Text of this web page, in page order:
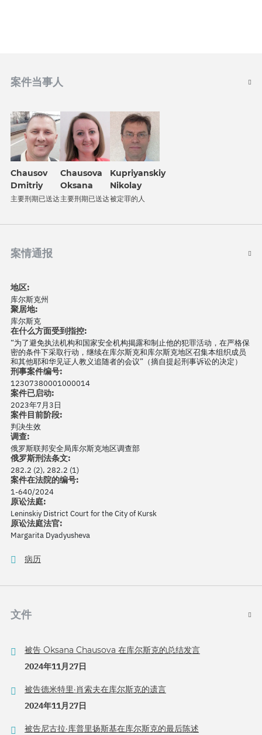
案件当事人
Chausov
Dmitriy
主要刑期已送达
Chausova
Oksana
主要刑期已送达
Kupriyanskiy
Nikolay
被定罪的人
案情通报
地区:
库尔斯克州
聚居地:
库尔斯克
在什么方面受到指控:
“为了避免执法机构和国家安全机构揭露和制止他的犯罪活动，在严格保
密的条件下采取行动，继续在库尔斯克和库尔斯克地区召集本组织成员
和其他耶和华见证人教义追随者的会议”（摘自提起刑事诉讼的决定）
刑事案件编号:
12307380001000014
案件已启动:
2023年7月3日
案件目前阶段:
判决生效
调查:
俄罗斯联邦安全局库尔斯克地区调查部
俄罗斯刑法条文:
282.2 (2), 282.2 (1)
案件在法院的编号:
1-640/2024
原讼法庭:
Leninskiy District Court for the City of Kursk
原讼法庭法官:
Margarita Dyadyusheva
病历
文件
被告 Oksana Chausova 在库尔斯克的总结发言
2024年11月27日
被告德米特里·肖索夫在库尔斯克的遗言
2024年11月27日
被告尼古拉·库普里扬斯基在库尔斯克的最后陈述